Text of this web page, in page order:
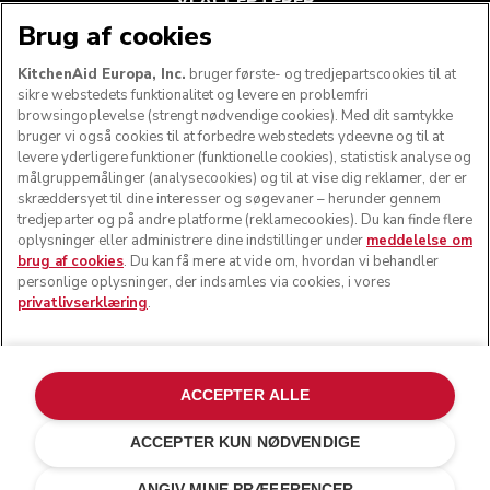
FØLG OS
KitchenAid og køkkenmaskinens design er varemærker i
USA og andre lande.
Administrer mine cookies Privatlivserklæring
Brug af cookies
KitchenAid Europa, Inc. bruger første- og tredjepartscookies til at
sikre webstedets funktionalitet og levere en problemfri
browsingoplevelse (strengt nødvendige cookies). Med dit samtykke
bruger vi også cookies til at forbedre webstedets ydeevne og til at
levere yderligere funktioner (funktionelle cookies), statistisk analyse og
målgruppemålinger (analysecookies) og til at vise dig reklamer, der er
skræddersyet til dine interesser og søgevaner – herunder gennem
tredjeparter og på andre platforme (reklamecookies). Du kan finde flere
oplysninger eller administrere dine indstillinger under meddelelse om
brug af cookies. Du kan få mere at vide om, hvordan vi behandler
personlige oplysninger, der indsamles via cookies, i vores
privatlivserklæring.
ACCEPTER KUN NØDVENDIGE
ACCEPTER ALLE